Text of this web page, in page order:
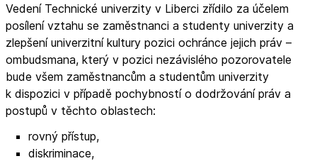
Vedení Technické univerzity v Liberci zřídilo za účelem
posílení vztahu se zaměstnanci a studenty univerzity a
zlepšení univerzitní kultury pozici ochránce jejich práv –
ombudsmana, který v pozici nezávislého pozorovatele
bude všem zaměstnancům a studentům univerzity
k dispozici v případě pochybností o dodržování práv a
postupů v těchto oblastech:
rovný přístup,
diskriminace,